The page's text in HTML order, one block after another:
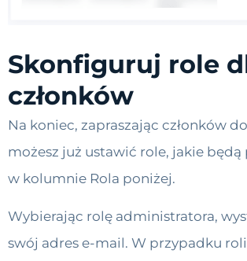
Skonfiguruj role
członków
Na koniec, zapraszając członków
możesz już ustawić role, jakie będą
w kolumnie Rola poniżej.
Wybierając rolę administratora,
swój adres e-mail. W przypadku